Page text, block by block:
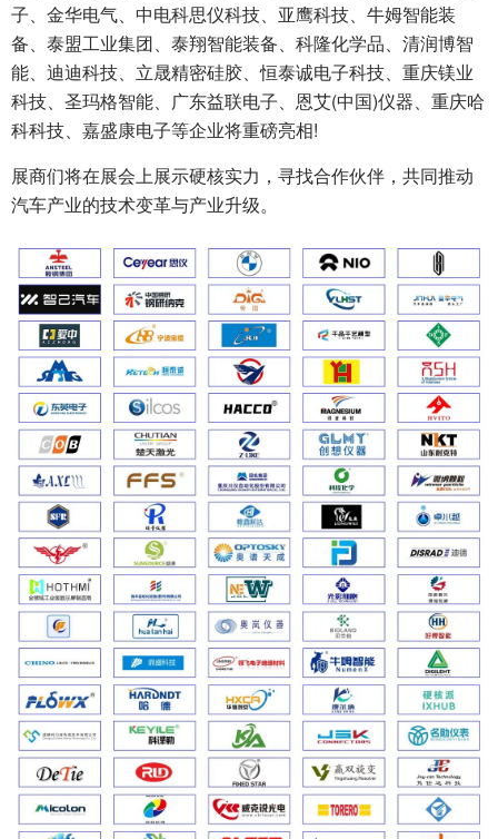
子、金华电气、中电科思仪科技、亚鹰科技、牛姆智能装
备、泰盟工业集团、泰翔智能装备、科隆化学品、清润博智
能、迪迪科技、立晟精密硅胶、恒泰诚电子科技、重庆镁业
科技、圣玛格智能、广东益联电子、恩艾(中国)仪器、重庆哈
科科技、嘉盛康电子等企业将重磅亮相!
展商们将在展会上展示硬核实力，寻找合作伙伴，共同推动
汽车产业的技术变革与产业升级。